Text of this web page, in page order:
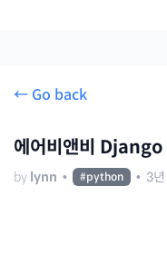
← Go back
에어비앤비 Django
by lynn • #python • 3년